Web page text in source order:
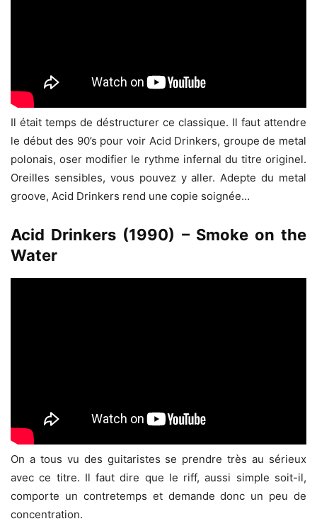
Il était temps de déstructurer ce classique. Il faut attendre
le début des 90’s pour voir Acid Drinkers, groupe de metal
polonais, oser modifier le rythme infernal du titre originel.
Oreilles sensibles, vous pouvez y aller. Adepte du metal
groove, Acid Drinkers rend une copie soignée…
Acid Drinkers (1990) – Smoke on the
Water
On a tous vu des guitaristes se prendre très au sérieux
avec ce titre. Il faut dire que le riff, aussi simple soit-il,
comporte un contretemps et demande donc un peu de
concentration.